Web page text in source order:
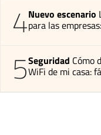
4Nuevo escenario
para las
5Seguridad Cómo
WiFi de mi casa: